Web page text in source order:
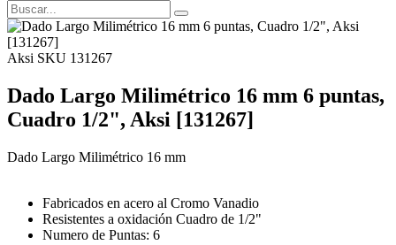
Aksi SKU 131267
Dado Largo Milimétrico 16 mm 6 puntas,
Cuadro 1/2", Aksi [131267]
Dado Largo Milimétrico 16 mm
Fabricados en acero al Cromo Vanadio
Resistentes a oxidación Cuadro de 1/2"
Numero de Puntas: 6